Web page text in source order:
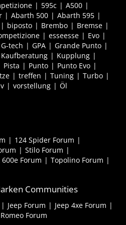
595c
A500
Abarth 500
Abarth 595
biposto Brembo
Bremse
esseesse
Evo
G-tech GPA
Grande Punto
Kaufberatung
Kupplung
Pista Punto
Punto Evo
treffen Tuning
Turbo
vorstellung Öl
124 Spider Forum
Stilo Forum
600e Forum
Topolino Forum
Communities
Jeep Forum
Jeep 4xe Forum
Forum